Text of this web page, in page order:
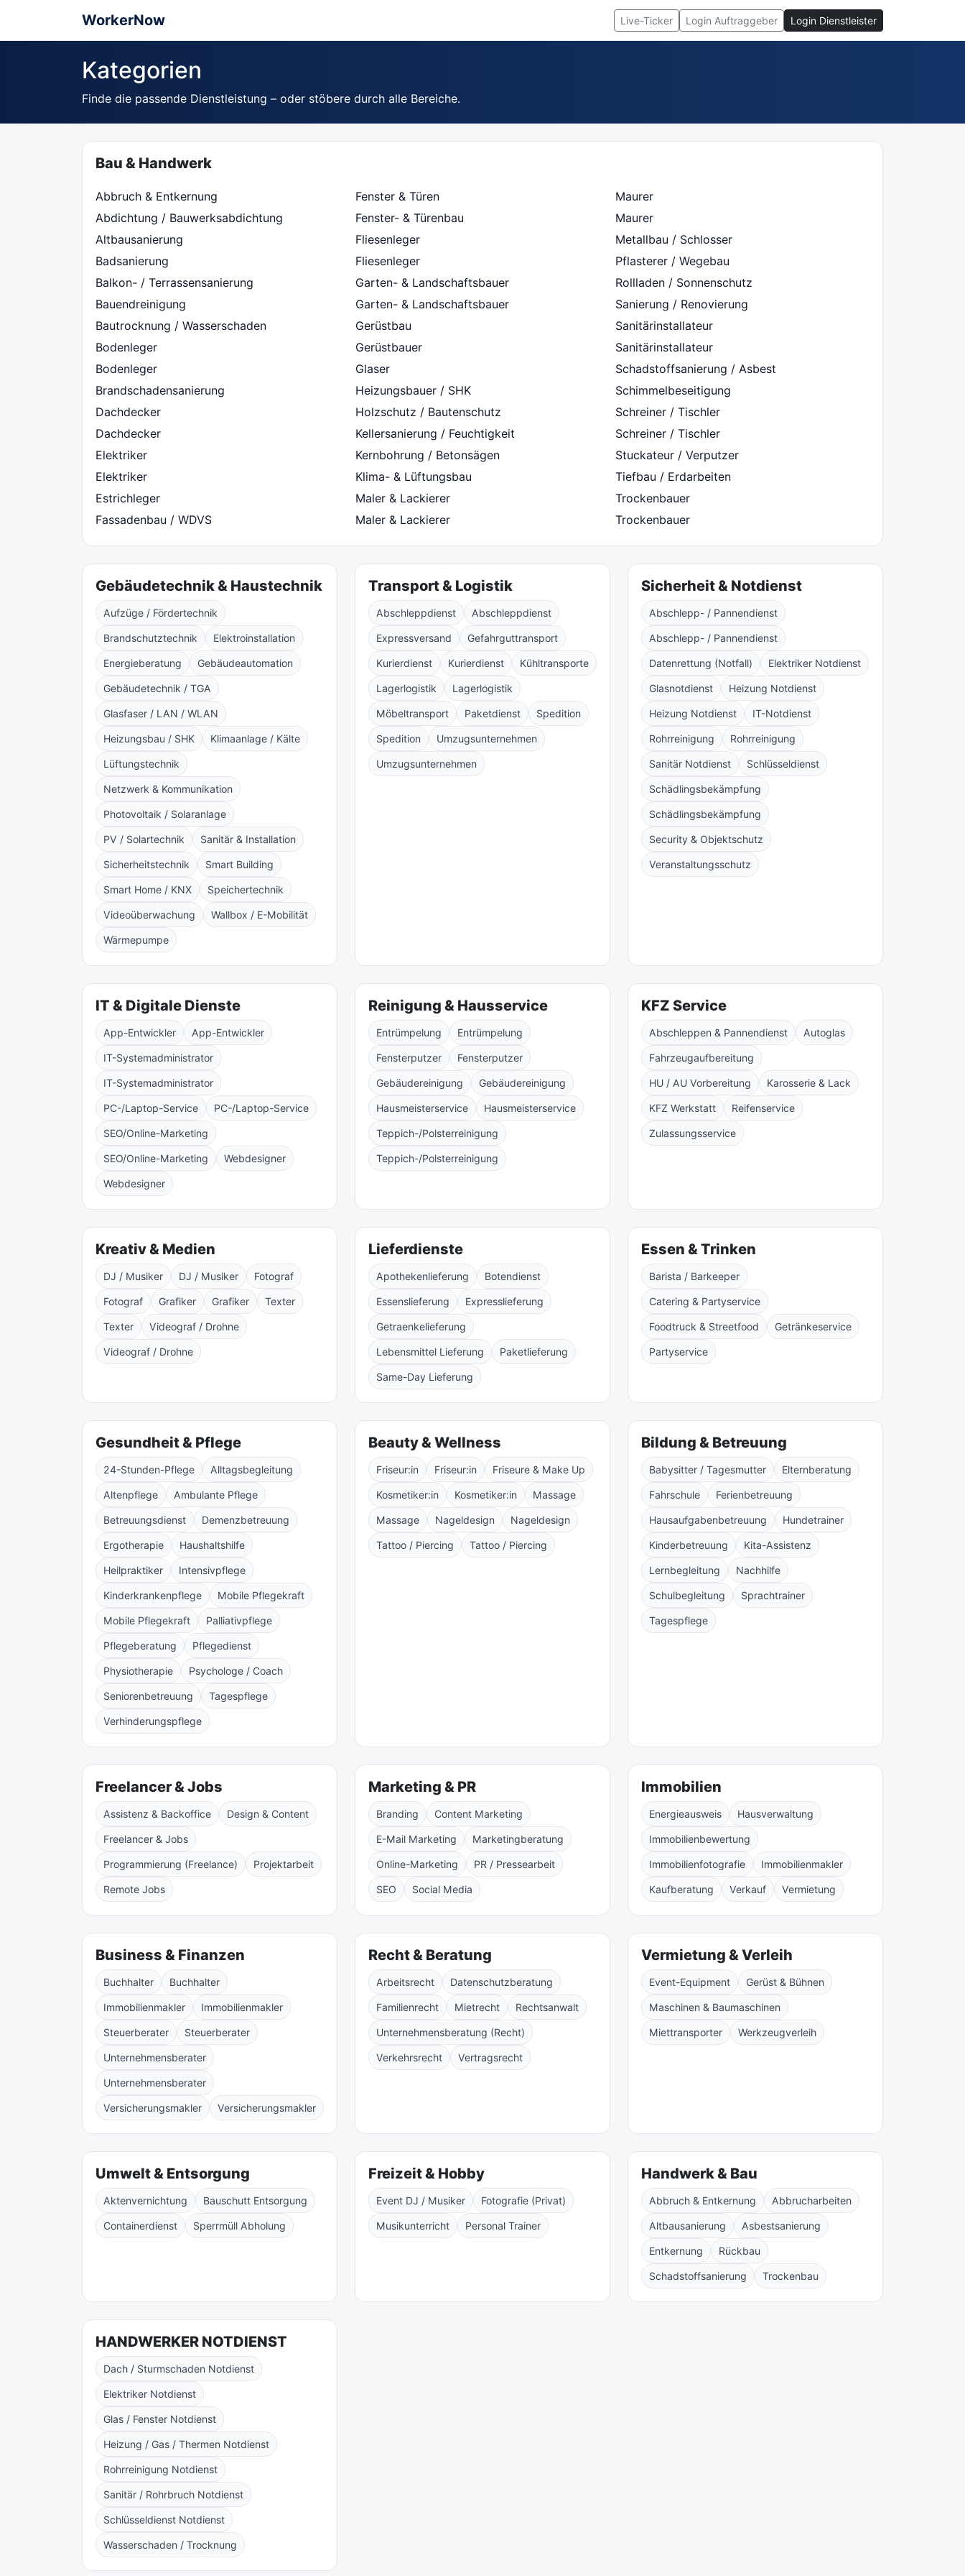
WorkerNow Live-Ticker Login Auftraggeber Login Dienstleister
Kategorien
Finde die passende Dienstleistung – oder stöbere durch alle Bereiche.
Bau & Handwerk
Abbruch & Entkernung
Abdichtung / Bauwerksabdichtung
Altbausanierung
Badsanierung
Balkon- / Terrassensanierung
Bauendreinigung
Bautrocknung / Wasserschaden
Bodenleger
Bodenleger
Brandschadensanierung
Dachdecker
Dachdecker
Elektriker
Elektriker
Estrichleger
Fassadenbau / WDVS
Fenster & Türen
Fenster- & Türenbau
Fliesenleger
Fliesenleger
Garten- & Landschaftsbauer
Garten- & Landschaftsbauer
Gerüstbau
Gerüstbauer
Glaser
Heizungsbauer / SHK
Holzschutz / Bautenschutz
Kellersanierung / Feuchtigkeit
Kernbohrung / Betonsägen
Klima- & Lüftungsbau
Maler & Lackierer
Maler & Lackierer
Maurer
Maurer
Metallbau / Schlosser
Pflasterer / Wegebau
Rollladen / Sonnenschutz
Sanierung / Renovierung
Sanitärinstallateur
Sanitärinstallateur
Schadstoffsanierung / Asbest
Schimmelbeseitigung
Schreiner / Tischler
Schreiner / Tischler
Stuckateur / Verputzer
Tiefbau / Erdarbeiten
Trockenbauer
Trockenbauer
Gebäudetechnik & Haustechnik
Aufzüge / Fördertechnik
Brandschutztechnik Elektroinstallation
Energieberatung Gebäudeautomation
Gebäudetechnik / TGA
Glasfaser / LAN / WLAN
Heizungsbau / SHK Klimaanlage / Kälte
Lüftungstechnik
Netzwerk & Kommunikation
Photovoltaik / Solaranlage
PV / Solartechnik Sanitär & Installation
Sicherheitstechnik Smart Building
Smart Home / KNX Speichertechnik
Videoüberwachung Wallbox / E-Mobilität
Wärmepumpe
Transport & Logistik
Abschleppdienst Abschleppdienst
Expressversand Gefahrguttransport
Kurierdienst Kurierdienst Kühltransporte
Lagerlogistik Lagerlogistik
Möbeltransport Paketdienst Spedition
Spedition Umzugsunternehmen
Umzugsunternehmen
Sicherheit & Notdienst
Abschlepp- / Pannendienst
Abschlepp- / Pannendienst
Datenrettung (Notfall) Elektriker Notdienst
Glasnotdienst Heizung Notdienst
Heizung Notdienst IT-Notdienst
Rohrreinigung Rohrreinigung
Sanitär Notdienst Schlüsseldienst
Schädlingsbekämpfung
Schädlingsbekämpfung
Security & Objektschutz
Veranstaltungsschutz
IT & Digitale Dienste
App-Entwickler App-Entwickler
IT-Systemadministrator
IT-Systemadministrator
PC-/Laptop-Service PC-/Laptop-Service
SEO/Online-Marketing
SEO/Online-Marketing Webdesigner
Webdesigner
Reinigung & Hausservice
Entrümpelung Entrümpelung
Fensterputzer Fensterputzer
Gebäudereinigung Gebäudereinigung
Hausmeisterservice Hausmeisterservice
Teppich-/Polsterreinigung
Teppich-/Polsterreinigung
KFZ Service
Abschleppen & Pannendienst Autoglas
Fahrzeugaufbereitung
HU / AU Vorbereitung Karosserie & Lack
KFZ Werkstatt Reifenservice
Zulassungsservice
Kreativ & Medien
DJ / Musiker DJ / Musiker Fotograf
Fotograf Grafiker Grafiker Texter
Texter Videograf / Drohne
Videograf / Drohne
Lieferdienste
Apothekenlieferung Botendienst
Essenslieferung Expresslieferung
Getraenkelieferung
Lebensmittel Lieferung Paketlieferung
Same-Day Lieferung
Essen & Trinken
Barista / Barkeeper
Catering & Partyservice
Foodtruck & Streetfood Getränkeservice
Partyservice
Gesundheit & Pflege
24-Stunden-Pflege Alltagsbegleitung
Altenpflege Ambulante Pflege
Betreuungsdienst Demenzbetreuung
Ergotherapie Haushaltshilfe
Heilpraktiker Intensivpflege
Kinderkrankenpflege Mobile Pflegekraft
Mobile Pflegekraft Palliativpflege
Pflegeberatung Pflegedienst
Physiotherapie Psychologe / Coach
Seniorenbetreuung Tagespflege
Verhinderungspflege
Beauty & Wellness
Friseur:in Friseur:in Friseure & Make Up
Kosmetiker:in Kosmetiker:in Massage
Massage Nageldesign Nageldesign
Tattoo / Piercing Tattoo / Piercing
Bildung & Betreuung
Babysitter / Tagesmutter Elternberatung
Fahrschule Ferienbetreuung
Hausaufgabenbetreuung Hundetrainer
Kinderbetreuung Kita-Assistenz
Lernbegleitung Nachhilfe
Schulbegleitung Sprachtrainer
Tagespflege
Freelancer & Jobs
Assistenz & Backoffice Design & Content
Freelancer & Jobs
Programmierung (Freelance) Projektarbeit
Remote Jobs
Marketing & PR
Branding Content Marketing
E-Mail Marketing Marketingberatung
Online-Marketing PR / Pressearbeit
SEO Social Media
Immobilien
Energieausweis Hausverwaltung
Immobilienbewertung
Immobilienfotografie Immobilienmakler
Kaufberatung Verkauf Vermietung
Business & Finanzen
Buchhalter Buchhalter
Immobilienmakler Immobilienmakler
Steuerberater Steuerberater
Unternehmensberater
Unternehmensberater
Versicherungsmakler Versicherungsmakler
Recht & Beratung
Arbeitsrecht Datenschutzberatung
Familienrecht Mietrecht Rechtsanwalt
Unternehmensberatung (Recht)
Verkehrsrecht Vertragsrecht
Vermietung & Verleih
Event-Equipment Gerüst & Bühnen
Maschinen & Baumaschinen
Miettransporter Werkzeugverleih
Umwelt & Entsorgung
Aktenvernichtung Bauschutt Entsorgung
Containerdienst Sperrmüll Abholung
Freizeit & Hobby
Event DJ / Musiker Fotografie (Privat)
Musikunterricht Personal Trainer
Handwerk & Bau
Abbruch & Entkernung Abbrucharbeiten
Altbausanierung Asbestsanierung
Entkernung Rückbau
Schadstoffsanierung Trockenbau
HANDWERKER NOTDIENST
Dach / Sturmschaden Notdienst
Elektriker Notdienst
Glas / Fenster Notdienst
Heizung / Gas / Thermen Notdienst
Rohrreinigung Notdienst
Sanitär / Rohrbruch Notdienst
Schlüsseldienst Notdienst
Wasserschaden / Trocknung